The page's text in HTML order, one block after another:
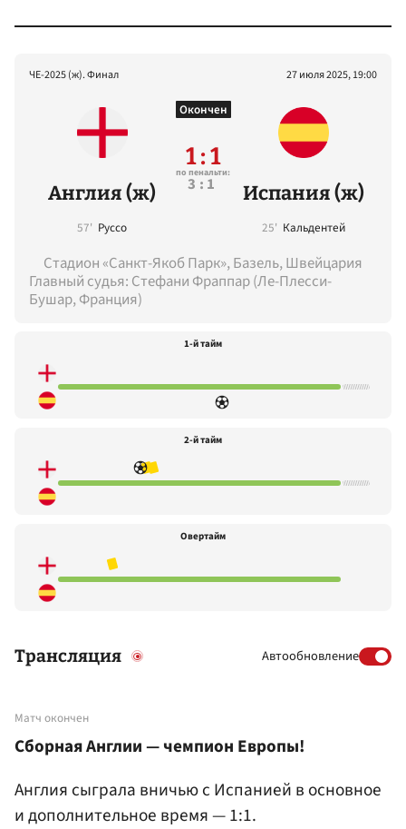
ЧЕ-2025 (ж). Финал 27 июля 2025, 19:00
Англия (ж)
57' Руссо
Окончен
1 : 1
по пенальти:
3:1 Испания (ж)
25' Кальдентей
Стадион «Санкт-Якоб Парк», Базель, Швейцария
Главный судья: Стефани Фраппар (Ле-Плесси-
Бушар, Франция)
1-й тайм
2-й тайм
Овертайм
Трансляция Автообновление
Матч окончен
Сборная Англии — чемпион Европы!
Англия сыграла вничью с Испанией в основное
и дополнительное время — 1:1.